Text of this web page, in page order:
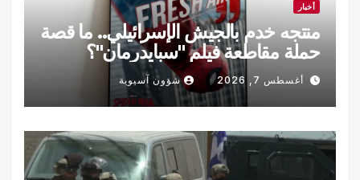
أخبار
منتجه خدم بالجيش الإسرائيلي.. ما قصة
حملة مقاطعة فيلم "سبايدرمان"؟
أغسطس 7, 2026 شؤون آسيوية